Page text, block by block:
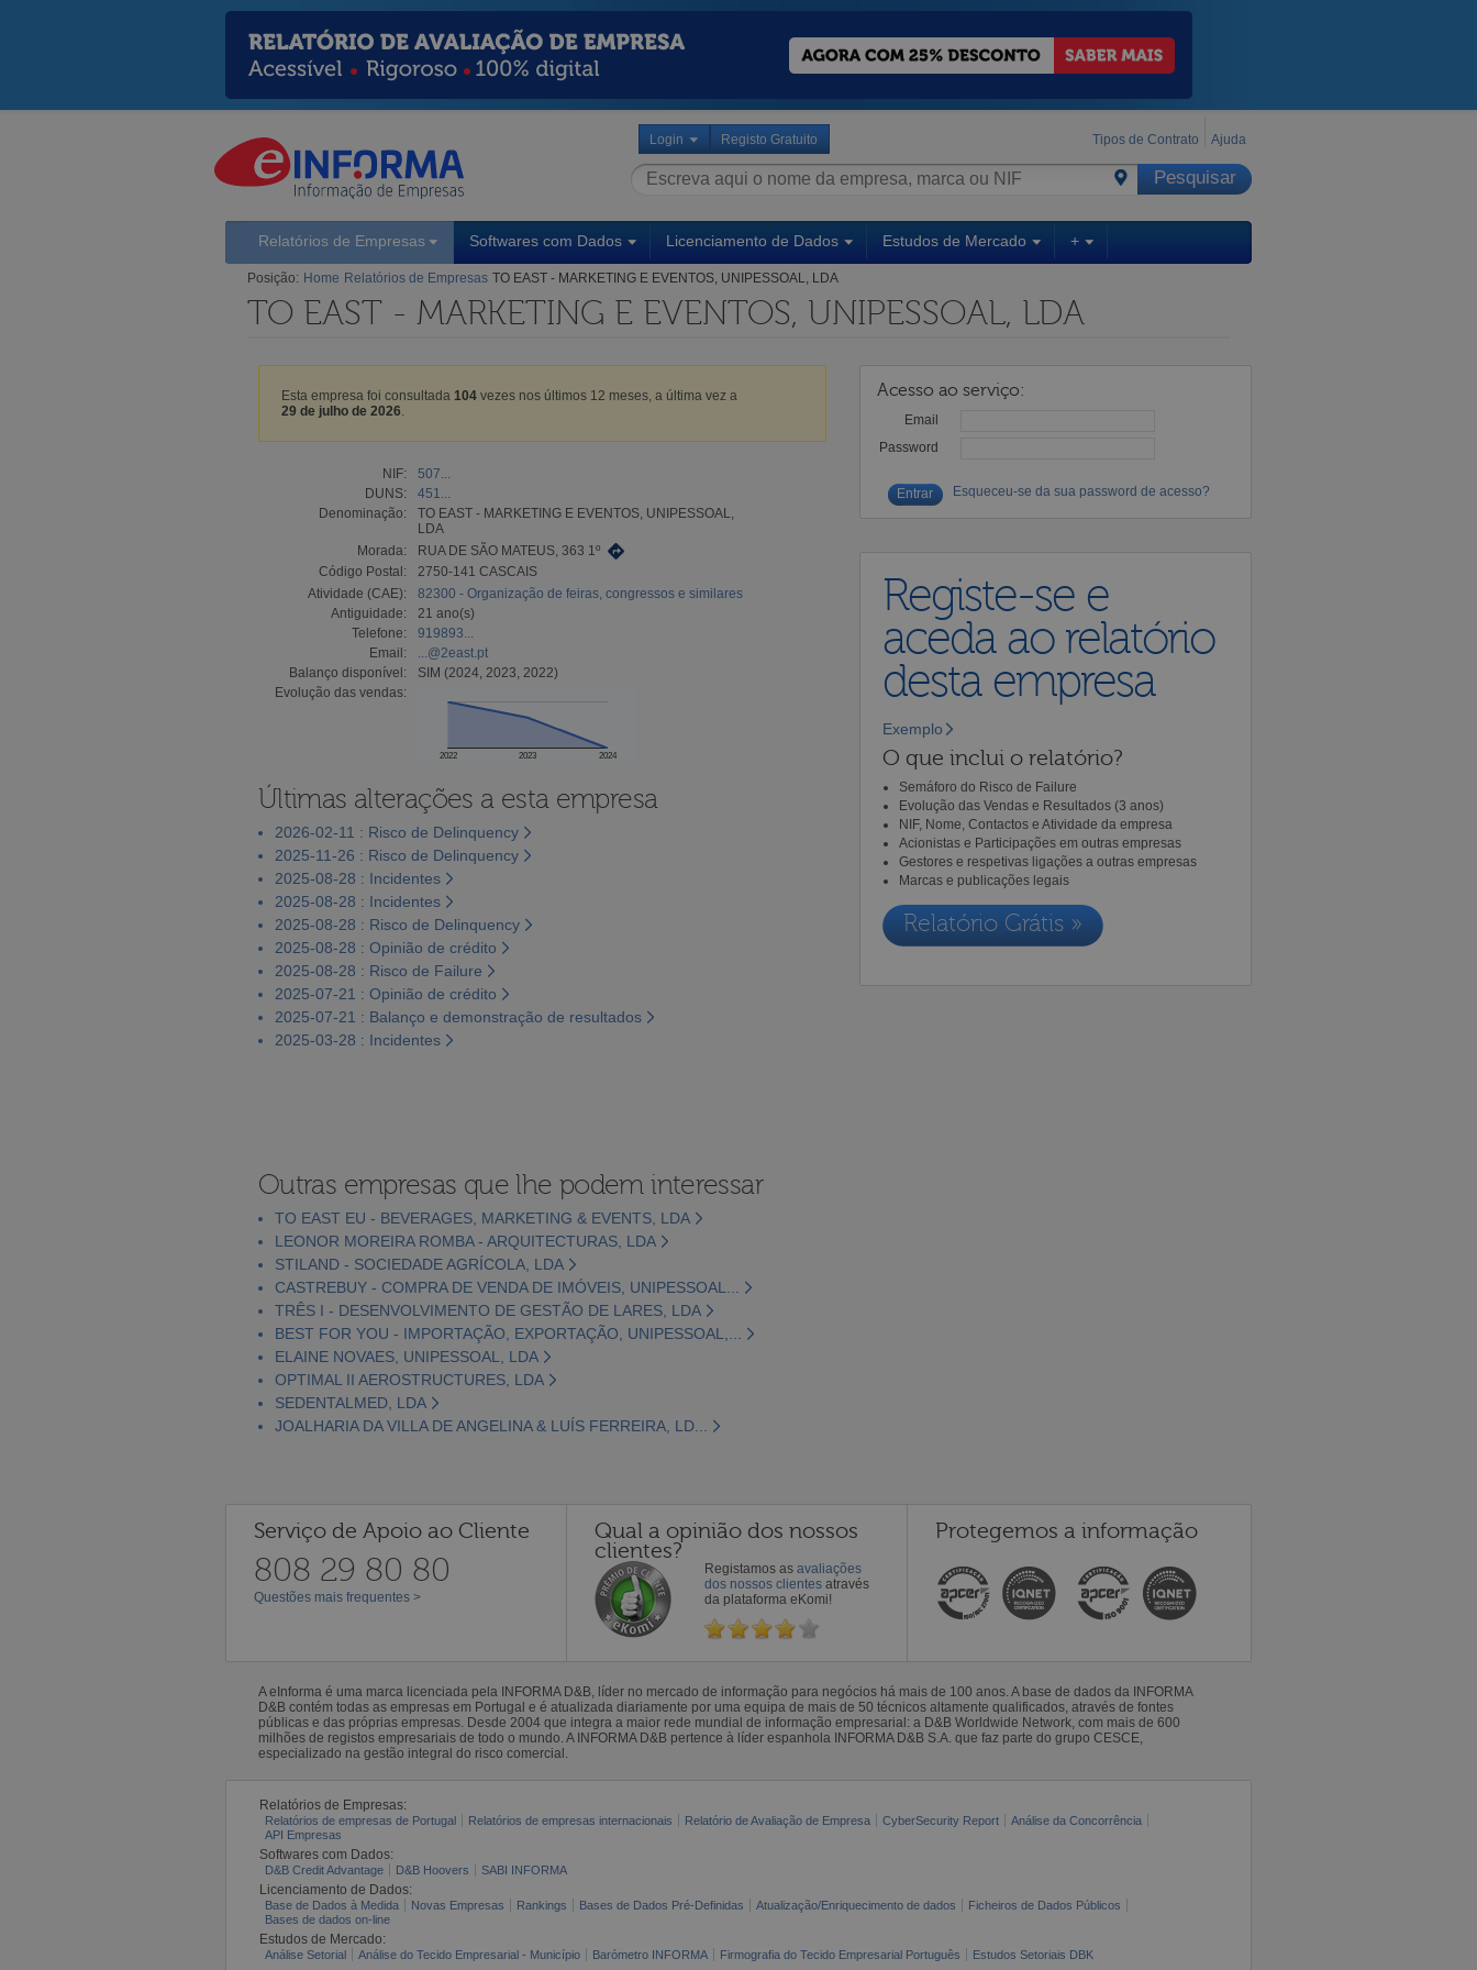
Login Registo Gratuito Tipos de Contrato Ajuda
Relatórios de Empresas Softwares com Dados Licenciamento de Dados Estudos de Mercado +
Posição: Home Relatórios de Empresas TO EAST - MARKETING E EVENTOS, UNIPESSOAL, LDA
TO EAST - MARKETING E EVENTOS, UNIPESSOAL, LDA
Esta empresa foi consultada 104 vezes nos últimos 12 meses, a última vez a
29 de julho de 2026
NIF:
507...
DUNS:
451...
Denominação:
TO EAST - MARKETING E EVENTOS, UNIPESSOAL,
LDA
Morada:
RUA DE SÃO MATEUS, 363 1º
Código Postal:
2750-141 CASCAIS
Atividade (CAE):
82300 - Organização de feiras, congressos e similares
Antiguidade:
21 ano(s)
Telefone:
919893...
Email:
...@2east.pt
Balanço disponível:
SIM (2024, 2023, 2022)
Evolução das vendas:
2022 2023 2024
Últimas alterações a esta empresa
2026-02-11 : Risco de Delinquency
2025-11-26 : Risco de Delinquency
2025-08-28 : Incidentes
2025-08-28 : Incidentes
2025-08-28 : Risco de Delinquency
2025-08-28 : Opinião de crédito
2025-08-28 : Risco de Failure
2025-07-21 : Opinião de crédito
2025-07-21 : Balanço e demonstração de resultados
2025-03-28 : Incidentes
Acesso ao serviço:
Email
Password
Esqueceu-se da sua password de acesso?
Registe-se e
aceda ao relatório
desta empresa
Exemplo
O que inclui o relatório?
Semáforo do Risco de Failure
Evolução das Vendas e Resultados (3 anos)
NIF, Nome, Contactos e Atividade da empresa
Acionistas e Participações em outras empresas
Gestores e respetivas ligações a outras empresas
Marcas e publicações legais
Relatório Grátis »
Outras empresas que lhe podem interessar
TO EAST EU - BEVERAGES, MARKETING & EVENTS, LDA
LEONOR MOREIRA ROMBA - ARQUITECTURAS, LDA
STILAND - SOCIEDADE AGRÍCOLA, LDA
CASTREBUY - COMPRA DE VENDA DE IMÓVEIS, UNIPESSOAL...
TRÊS I - DESENVOLVIMENTO DE GESTÃO DE LARES, LDA
BEST FOR YOU - IMPORTAÇÃO, EXPORTAÇÃO, UNIPESSOAL,...
ELAINE NOVAES, UNIPESSOAL, LDA
OPTIMAL II AEROSTRUCTURES, LDA
SEDENTALMED, LDA
JOALHARIA DA VILLA DE ANGELINA & LUÍS FERREIRA, LD...
Serviço de Apoio ao Cliente
808 29 80 80
Questões mais frequentes >
Qual a opinião dos nossos
clientes?
Registamos as avaliações
dos nossos clientes através
da plataforma eKomi!
Protegemos a informação
A eInforma é uma marca licenciada pela INFORMA D&B, líder no mercado de informação para negócios há mais de 100 anos. A base de dados da INFORMA
D&B contém todas as empresas em Portugal e é atualizada diariamente por uma equipa de mais de 50 técnicos altamente qualificados, através de fontes
públicas e das próprias empresas. Desde 2004 que integra a maior rede mundial de informação empresarial: a D&B Worldwide Network, com mais de 600
milhões de registos empresariais de todo o mundo. A INFORMA D&B pertence à líder espanhola INFORMA D&B S.A. que faz parte do grupo CESCE,
especializado na gestão integral do risco comercial.
Relatórios de Empresas:
Relatórios de empresas de Portugal Relatórios de empresas internacionais Relatório de Avaliação de Empresa CyberSecurity Report
Análise da Concorrência
API Empresas
Softwares com Dados:
D&B Credit Advantage D&B Hoovers SABI INFORMA
Licenciamento de Dados:
Base de Dados à Medida Novas Empresas Rankings Bases de Dados Pré-Definidas Atualização/Enriquecimento de dados
Ficheiros de Dados Públicos
Bases de dados on-line
Estudos de Mercado:
Análise Setorial Análise do Tecido Empresarial - Município Barómetro INFORMA Firmografia do Tecido Empresarial Português Estudos Setoriais DBK